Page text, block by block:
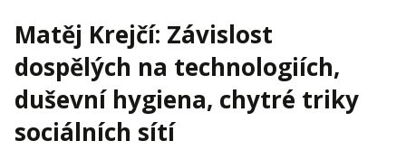
Podcasty
Solo
Akce
Inzerce
Matěj Krejčí: Závislost
dospělých na technologiích,
duševní hygiena, chytré triky
sociálních sítí